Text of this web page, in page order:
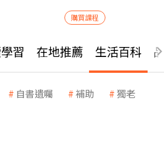
購買課程
習 在地推薦 生活百科
自書遺囑 補助 獨老